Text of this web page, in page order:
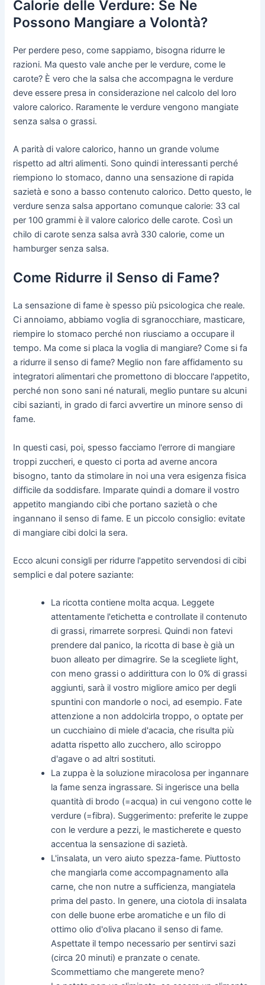
Calorie delle Verdure: Se Ne
Possono Mangiare a Volontà?
Per perdere peso, come sappiamo, bisogna ridurre le
razioni. Ma questo vale anche per le verdure, come le
carote? È vero che la salsa che accompagna le verdure
deve essere presa in considerazione nel calcolo del loro
valore calorico. Raramente le verdure vengono mangiate
senza salsa o grassi.
A parità di valore calorico, hanno un grande volume
rispetto ad altri alimenti. Sono quindi interessanti perché
riempiono lo stomaco, danno una sensazione di rapida
sazietà e sono a basso contenuto calorico. Detto questo, le
verdure senza salsa apportano comunque calorie: 33 cal
per 100 grammi è il valore calorico delle carote. Così un
chilo di carote senza salsa avrà 330 calorie, come un
hamburger senza salsa.
Come Ridurre il Senso di Fame?
La sensazione di fame è spesso più psicologica che reale.
Ci annoiamo, abbiamo voglia di sgranocchiare, masticare,
riempire lo stomaco perché non riusciamo a occupare il
tempo. Ma come si placa la voglia di mangiare? Come si fa
a ridurre il senso di fame? Meglio non fare affidamento su
integratori alimentari che promettono di bloccare l'appetito,
perché non sono sani né naturali, meglio puntare su alcuni
cibi sazianti, in grado di farci avvertire un minore senso di
fame.
In questi casi, poi, spesso facciamo l'errore di mangiare
troppi zuccheri, e questo ci porta ad averne ancora
bisogno, tanto da stimolare in noi una vera esigenza fisica
difficile da soddisfare. Imparate quindi a domare il vostro
appetito mangiando cibi che portano sazietà o che
ingannano il senso di fame. E un piccolo consiglio: evitate
di mangiare cibi dolci la sera.
Ecco alcuni consigli per ridurre l'appetito servendosi di cibi
semplici e dal potere saziante:
La ricotta contiene molta acqua. Leggete
attentamente l'etichetta e controllate il contenuto
di grassi, rimarrete sorpresi. Quindi non fatevi
prendere dal panico, la ricotta di base è già un
buon alleato per dimagrire. Se la scegliete light,
con meno grassi o addirittura con lo 0% di grassi
aggiunti, sarà il vostro migliore amico per degli
spuntini con mandorle o noci, ad esempio. Fate
attenzione a non addolcirla troppo, o optate per
un cucchiaino di miele d'acacia, che risulta più
adatta rispetto allo zucchero, allo sciroppo
d'agave o ad altri sostituti.
La zuppa è la soluzione miracolosa per ingannare
la fame senza ingrassare. Si ingerisce una bella
quantità di brodo (=acqua) in cui vengono cotte le
verdure (=fibra). Suggerimento: preferite le zuppe
con le verdure a pezzi, le masticherete e questo
accentua la sensazione di sazietà.
L'insalata, un vero aiuto spezza-fame. Piuttosto
che mangiarla come accompagnamento alla
carne, che non nutre a sufficienza, mangiatela
prima del pasto. In genere, una ciotola di insalata
con delle buone erbe aromatiche e un filo di
ottimo olio d'oliva placano il senso di fame.
Aspettate il tempo necessario per sentirvi sazi
(circa 20 minuti) e pranzate o cenate.
Scommettiamo che mangerete meno?